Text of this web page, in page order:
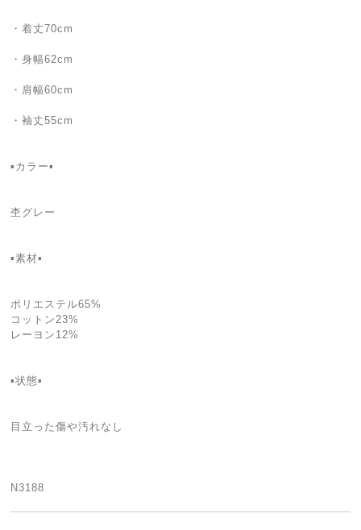
・着丈70cm
・身幅62cm
・肩幅60cm
・袖丈55cm
▪️カラー▪️
杢グレー
▪️素材▪️
ポリエステル65%
コットン23%
レーヨン12%
▪️状態▪️
目立った傷や汚れなし
N3188